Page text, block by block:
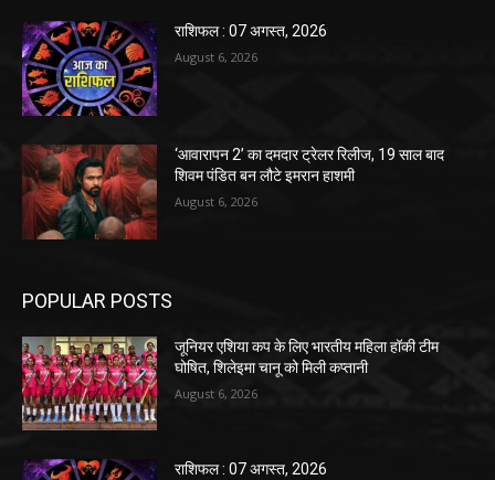
राशिफल : 07 अगस्त, 2026
August 6, 2026
‘आवारापन 2’ का दमदार ट्रेलर रिलीज, 19 साल बाद
शिवम पंडित बन लौटे इमरान हाशमी
August 6, 2026
POPULAR POSTS
जूनियर एशिया कप के लिए भारतीय महिला हॉकी टीम
घोषित, शिलेइमा चानू को मिली कप्तानी
August 6, 2026
राशिफल : 07 अगस्त, 2026